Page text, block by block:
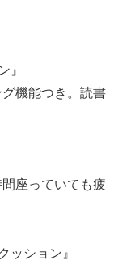
』
機能つき。読書
座っていても疲
ッション』